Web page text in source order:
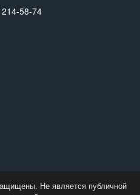
58-74
Не является публичной